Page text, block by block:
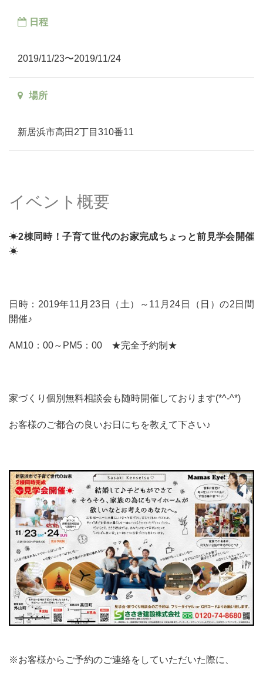
日程
2019/11/23〜2019/11/24
場所
新居浜市高田2丁目310番11
イベント概要
☀2棟同時！子育て世代のお家完成ちょっと前見学会開催
☀
日時：2019年11月23日（土）～11月24日（日）の2日間
開催♪
AM10：00～PM5：00 ★完全予約制★
家づくり個別無料相談会も随時開催しております(*^-^*)
お客様のご都合の良いお日にちを教えて下さい♪
※お客様からご予約のご連絡をしていただいた際に、